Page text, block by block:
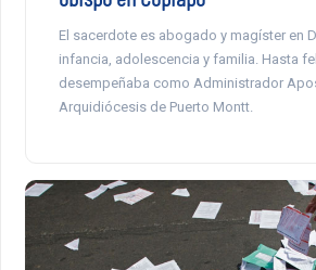
El sacerdote es abogado y magíster en
infancia, adolescencia y familia. Hasta
desempeñaba como Administrador
Arquidiócesis de Puerto Montt.